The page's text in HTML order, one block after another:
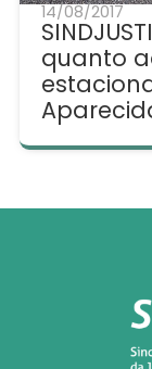
14/08/2017
quanto